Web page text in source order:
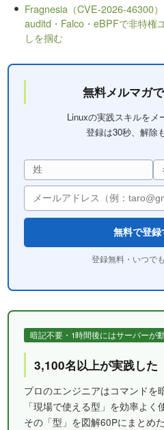
Fragnesia（CVE-2026-46300
auditd・Falco・eBPFで非特権
しを掴む
無料メルマガ
Linuxの実践スキルをメ
登録は30秒、解除
無料で登
登録無料・いつで
暗記不要・1時間後にはサーバーが
3,100名以上が実践した
プロのエンジニアはコマンドを
「現場で使える型」を効率よく
その「型」を図解60Pにまとめ